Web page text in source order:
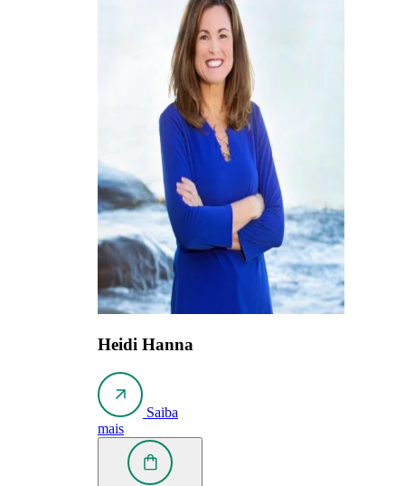
Heidi Hanna
Saiba
mais